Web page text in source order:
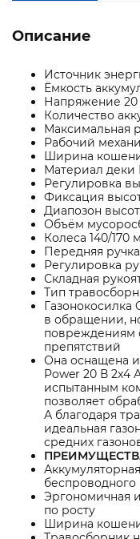
Описание
Источник
Ёмкость
Напряжение
Количество
Максимальная
Рабочий
Ширина
Материал
Регулировка
Фиксация
Диапозон
Объём
Колеса 140/170
Передняя
Регулировка
Складная
Тип
Газонокосилка
в обращении,
повреждениям
препятствий
Она оснащена
Power 20 В 2x4
испытанным
позволяет
А благодаря
идеальная
средних
Эргономичная
по росту
Ширина